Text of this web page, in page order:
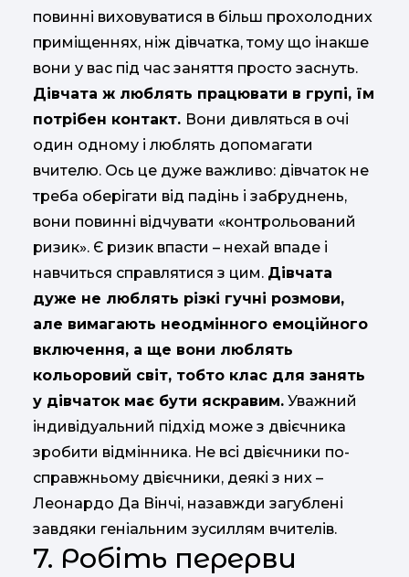
повинні виховуватися в більш прохолодних
приміщеннях, ніж дівчатка, тому що інакше
вони у вас під час заняття просто заснуть.
Дівчата ж люблять працювати в групі, їм
потрібен контакт. Вони дивляться в очі
один одному і люблять допомагати
вчителю. Ось це дуже важливо: дівчаток не
треба оберігати від падінь і забруднень,
вони повинні відчувати «контрольований
ризик». Є ризик впасти – нехай впаде і
навчиться справлятися з цим. Дівчата
дуже не люблять різкі гучні розмови,
але вимагають неодмінного емоційного
включення, а ще вони люблять
кольоровий світ, тобто клас для занять
у дівчаток має бути яскравим. Уважний
індивідуальний підхід може з двієчника
зробити відмінника. Не всі двієчники по-
справжньому двієчники, деякі з них –
Леонардо Да Вінчі, назавжди загублені
завдяки геніальним зусиллям вчителів.
7. Робіть перерви